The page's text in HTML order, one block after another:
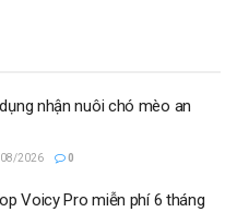
nhận nuôi chó mèo an
2026 0
Voicy Pro miễn phí 6 tháng